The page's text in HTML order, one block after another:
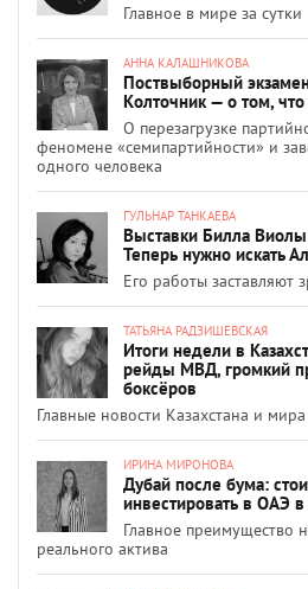
Главное в мире за сутки
АННА КАЛАШНИКОВА
Поствыборный
Колточник — о том,
О перезагрузке
феномене «семипартийности» и
одного человека
ГУЛЬНАР ТАНКАЕВА
Выставки Билла
Теперь нужно искать
Его работы заставляют
ТАТЬЯНА РАДЗИШЕВСКАЯ
Итоги недели в
рейды МВД, громкий
боксёров
Главные новости Казахстана и
ИРИНА МИРОНОВА
Дубай после бума:
инвестировать в ОАЭ
Главное преимущество
реального актива